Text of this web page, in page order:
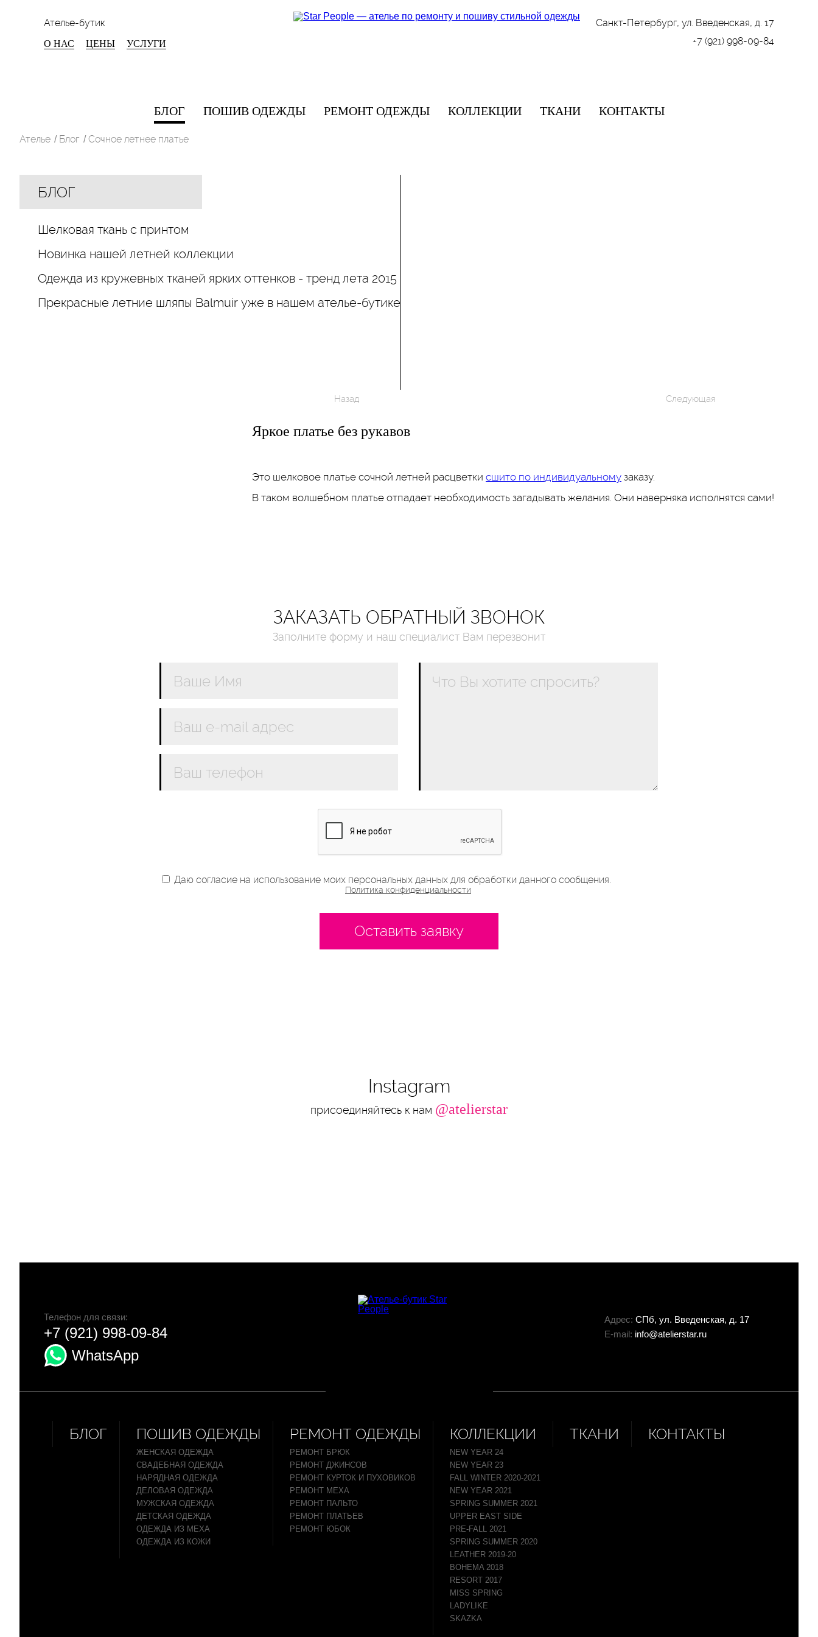
Ателье-бутик
О НАС ЦЕНЫ УСЛУГИ
Санкт-Петербург, ул. Введенская, д. 17
+7 (921) 998-09-84
БЛОГ ПОШИВ ОДЕЖДЫ РЕМОНТ ОДЕЖДЫ КОЛЛЕКЦИИ ТКАНИ КОНТАКТЫ
Ателье / Блог / Сочное летнее платье
БЛОГ
Шелковая ткань с принтом
Новинка нашей летней коллекции
Одежда из кружевных тканей ярких оттенков - тренд лета 2015
Прекрасные летние шляпы Balmuir уже в нашем ателье-бутике
Следующая
Назад
Яркое платье без рукавов
Это шелковое платье сочной летней расцветки сшито по индивидуальному заказу.
В таком волшебном платье отпадает необходимость загадывать желания. Они наверняка исполнятся сами!
ЗАКАЗАТЬ ОБРАТНЫЙ ЗВОНОК
Заполните форму и наш специалист Вам перезвонит
Даю согласие на использование моих персональных данных для обработки данного сообщения.
Политика конфиденциальности
Оставить заявку
Instagram
присоединяйтесь к нам @atelierstar
Телефон для связи:
+7 (921) 998-09-84
WhatsApp
Адрес: СПб, ул. Введенская, д. 17
E-mail: info@atelierstar.ru
БЛОГ ПОШИВ ОДЕЖДЫ
ЖЕНСКАЯ ОДЕЖДА
СВАДЕБНАЯ ОДЕЖДА
НАРЯДНАЯ ОДЕЖДА
ДЕЛОВАЯ ОДЕЖДА
МУЖСКАЯ ОДЕЖДА
ДЕТСКАЯ ОДЕЖДА
ОДЕЖДА ИЗ МЕХА
ОДЕЖДА ИЗ КОЖИ
РЕМОНТ ОДЕЖДЫ
РЕМОНТ БРЮК
РЕМОНТ ДЖИНСОВ
РЕМОНТ КУРТОК И ПУХОВИКОВ
РЕМОНТ МЕХА
РЕМОНТ ПАЛЬТО
РЕМОНТ ПЛАТЬЕВ
РЕМОНТ ЮБОК
КОЛЛЕКЦИИ
NEW YEAR 24
NEW YEAR 23
FALL WINTER 2020-2021
NEW YEAR 2021
SPRING SUMMER 2021
UPPER EAST SIDE
PRE-FALL 2021
SPRING SUMMER 2020
LEATHER 2019-20
BOHEMA 2018
RESORT 2017
MISS SPRING
LADYLIKE
SKAZKA
ТКАНИ КОНТАКТЫ